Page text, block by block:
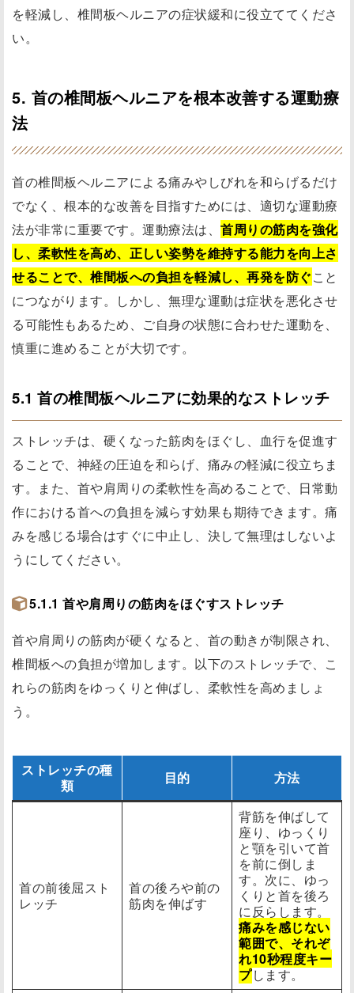
を軽減し、椎間板ヘルニアの症状緩和に役立ててくださ
い。
5. 首の椎間板ヘルニアを根本改善する運動療
法
首の椎間板ヘルニアによる痛みやしびれを和らげるだけ
でなく、根本的な改善を目指すためには、適切な運動療
法が非常に重要です。運動療法は、 首周りの筋肉を強化
し、柔軟性を高め、正しい姿勢を維持する能力を向上さ
せることで、椎間板への負担を軽減し、再発を防ぐこと
につながります。しかし、無理な運動は症状を悪化させ
る可能性もあるため、ご自身の状態に合わせた運動を、
慎重に進めることが大切です。
5.1 首の椎間板ヘルニアに効果的なストレッチ
ストレッチは、硬くなった筋肉をほぐし、血行を促進す
ることで、神経の圧迫を和らげ、痛みの軽減に役立ちま
す。また、首や肩周りの柔軟性を高めることで、日常動
作における首への負担を減らす効果も期待できます。痛
みを感じる場合はすぐに中止し、決して無理はしないよ
うにしてください。
5.1.1 首や肩周りの筋肉をほぐすストレッチ
首や肩周りの筋肉が硬くなると、首の動きが制限され、
椎間板への負担が増加します。以下のストレッチで、こ
れらの筋肉をゆっくりと伸ばし、柔軟性を高めましょ
う。
ストレッチの種
類
目的 方法
首の前後屈スト
レッチ
首の後ろや前の
筋肉を伸ばす
背筋を伸ばして
座り、ゆっくり
と顎を引いて首
を前に倒しま
す。次に、ゆっ
くりと首を後ろ
に反らします。
痛みを感じない
範囲で、それぞ
れ10秒程度キー
プします。